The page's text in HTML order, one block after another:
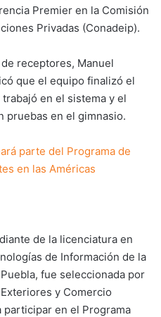
Premier en la Comisión
Privadas (Conadeip).
receptores, Manuel
que el equipo finalizó el
en el sistema y el
pruebas en el gimnasio.
parte del Programa de
en las Américas
de la licenciatura en
de Información de la
fue seleccionada por
y Comercio
participar en el Programa